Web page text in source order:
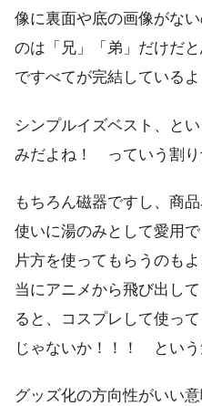
像に裏面や底の画像がな
のは「兄」「弟」だけだ
ですべてが完結しているよ
シンプルイズベスト、と
みだよね！ っていう割り
もちろん磁器ですし、商
使いに湯のみとして愛用
片方を使ってもらうのも
当にアニメから飛び出し
ると、コスプレして使っ
じゃないか！！！ とい
グッズ化の方向性がいい